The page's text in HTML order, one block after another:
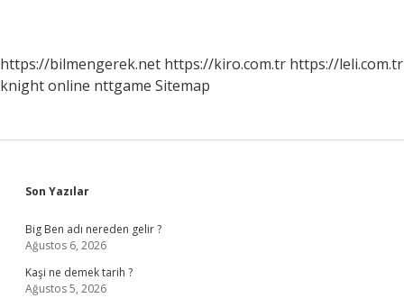
https://bilmengerek.net https://kiro.com.tr https://leli.com.tr
knight online nttgame Sitemap
Sidebar
Son Yazılar
Big Ben adı nereden gelir ?
Ağustos 6, 2026
Kaşi ne demek tarih ?
Ağustos 5, 2026